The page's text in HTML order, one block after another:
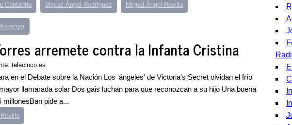
Cantabria Miguel Ángel Rodríguez Miguel Ángel Revilla
arremete contra la Infanta Cristina
telecinco.es
en el Debate sobre la Nación Los 'ángeles' de Victoria's Secret olvidan el frío
llamarada solar Dos gais luchan para que reconozcan a su hijo Una buena
millonesBan pide a...